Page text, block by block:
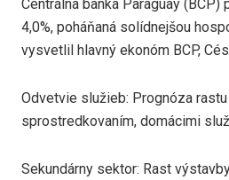
Centrálna banka Paraguay
4,0%, poháňaná solídnejšou
vysvetlil hlavný ekonóm BCP,
Odvetvie služieb: Prognóza
sprostredkovaním, domácimi
Sekundárny sektor: Rast